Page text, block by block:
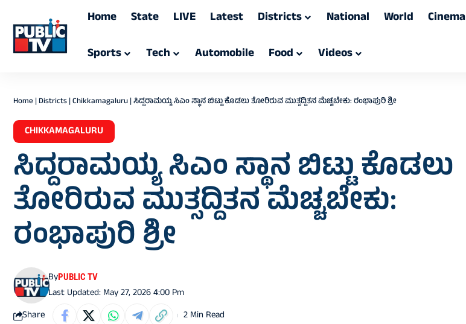
Home State LIVE Latest Districts National World Cinema
Sports
Tech Automobile Food Videos
Home |Districts|Chikkamagaluru|ಸಿದ್ದರಾಮಯ್ಯ ಸಿಎಂ ಸ್ಥಾನ ಬಿಟ್ಟು ಕೊಡಲು ತೋರಿರುವ ಮುತ್ಸದ್ದಿತನ ಮೆಚ್ಚಬೇಕು: ರಂಭಾಪುರಿ ಶ್ರೀ
CHIKKAMAGALURU
ಸಿದ್ದರಾಮಯ್ಯ ಸಿಎಂ ಸ್ಥಾನ ಬಿಟ್ಟು ಕೊಡಲು
ತೋರಿರುವ ಮುತ್ಸದ್ದಿತನ ಮೆಚ್ಚಬೇಕು:
ರಂಭಾಪುರಿ ಶ್ರೀ
Last Updated: May 27, 2026 4:00 Pm
ByPUBLIC TV
Share 2 Min Read